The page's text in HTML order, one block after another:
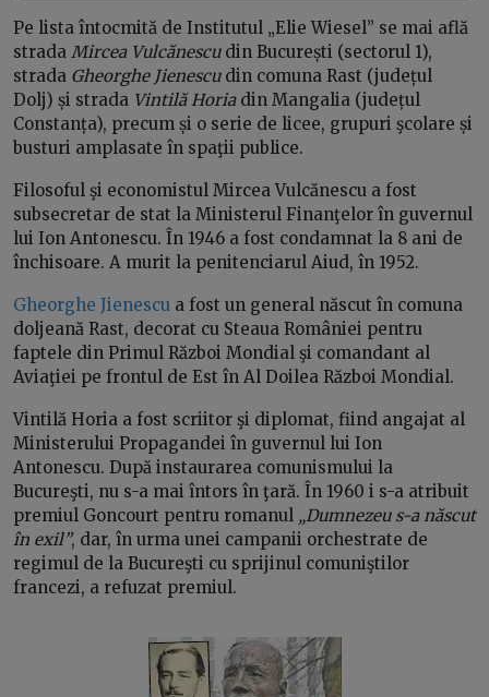
Pe lista întocmită de Institutul „Elie Wiesel” se mai află
strada Mircea Vulcănescudin București (sectorul 1),
strada Gheorghe Jienescudin comuna Rast (județul
Dolj) și strada Vintilă Horiadin Mangalia (județul
Constanța), precum și o serie de licee, grupuri şcolare și
busturi amplasate în spaţii publice.
Filosoful şi economistul Mircea Vulcănescu a fost
subsecretar de stat la Ministerul Finanţelor în guvernul
lui Ion Antonescu. În 1946 a fost condamnat la 8 ani de
închisoare. A murit la penitenciarul Aiud, în 1952.
Gheorghe Jienescu a fost un general născut în comuna
doljeană Rast, decorat cu Steaua României pentru
faptele din Primul Război Mondial şi comandant al
Aviaţiei pe frontul de Est în Al Doilea Război Mondial.
Vintilă Horia a fost scriitor şi diplomat, fiind angajat al
Ministerului Propagandei în guvernul lui Ion
Antonescu. După instaurarea comunismului la
Bucureşti, nu s-a mai întors în ţară. În 1960 i s-a atribuit
premiul Goncourt pentru romanul „Dumnezeu s-a născut
în exil”, dar, în urma unei campanii orchestrate de
regimul de la Bucureşti cu sprijinul comuniştilor
francezi, a refuzat premiul.